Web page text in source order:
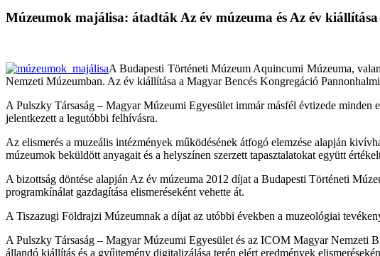
Múzeumok majálisa: átadták Az év múzeuma és Az év
A Budapesti Történeti Múzeum Aquincumi Múzeuma,
Nemzeti Múzeumban. Az év kiállítása a Magyar Bencés Kongregáció
A Pulszky Társaság – Magyar Múzeumi Egyesület immár másfél évtizede
jelentkezett a legutóbbi felhívásra.
Az elismerés a muzeális intézmények működésének átfogó elemzése alapján
múzeumok beküldött anyagait és a helyszínen szerzett tapasztalatokat együtt
A bizottság döntése alapján Az év múzeuma 2012 díjat a Budapesti Történeti
programkínálat gazdagítása elismeréseként vehette át.
A Tiszazugi Földrajzi Múzeumnak a díjat az utóbbi években a muzeológiai
A Pulszky Társaság – Magyar Múzeumi Egyesület és az ICOM Magyar Nemzeti
állandó kiállítás és a gyűjtemény digitalizálása terén elért eredmények